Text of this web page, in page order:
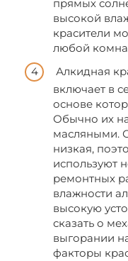
прямых
высокой
красители
любой
Алкидная
включает в
основе
Обычно их
масляными.
низкая,
используют
ремонтных
влажности
высокую
сказать о
выгорании
факторы